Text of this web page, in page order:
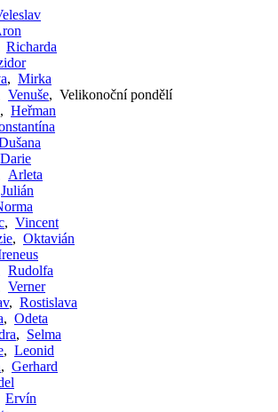
Richarda
, Mirka
Venuše, Velikonoční pondělí
, Heřman
Darie
Arleta
Julián
, Vincent
, Oktavián
Rudolfa
Verner
, Rostislava
, Odeta
, Selma
, Leonid
, Gerhard
Ervín